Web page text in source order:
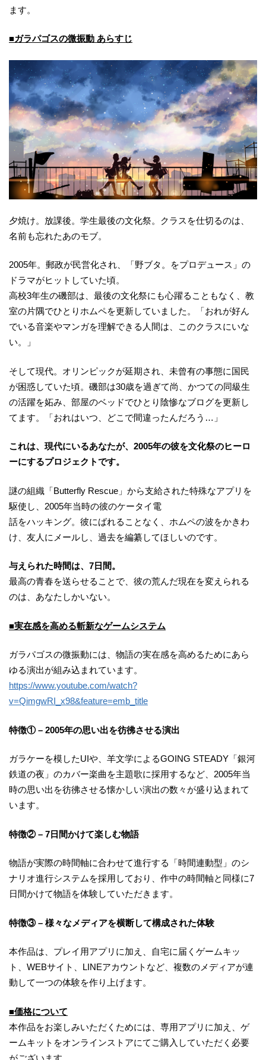
ます。
■ガラパゴスの微振動 あらすじ
夕焼け。放課後。学生最後の文化祭。クラスを仕切るのは、
名前も忘れたあのモブ。
2005年。郵政が民営化され、「野ブタ。をプロデュース」の
ドラマがヒットしていた頃。
高校3年生の磯部は、最後の文化祭にも心躍ることもなく、教
室の片隅でひとりホムペを更新していました。「おれが好ん
でいる音楽やマンガを理解できる人間は、このクラスにいな
い。」
そして現代。オリンピックが延期され、未曾有の事態に国民
が困惑していた頃。磯部は30歳を過ぎて尚、かつての同級生
の活躍を妬み、部屋のベッドでひとり陰惨なブログを更新し
てます。「おれはいつ、どこで間違ったんだろう…」
これは、現代にいるあなたが、2005年の彼を文化祭のヒーロ
ーにするプロジェクトです。
謎の組織「Butterfly Rescue」から支給された特殊なアプリを
駆使し、2005年当時の彼のケータイ電
話をハッキング。彼にばれることなく、ホムペの波をかきわ
け、友人にメールし、過去を編纂してほしいのです。
与えられた時間は、7日間。
最高の青春を送らせることで、彼の荒んだ現在を変えられる
のは、あなたしかいない。
■実在感を高める斬新なゲームシステム
ガラパゴスの微振動には、物語の実在感を高めるためにあら
ゆる演出が組み込まれています。
https://www.youtube.com/watch?
v=QimgwRI_x98&feature=emb_title
特徴① – 2005年の思い出を彷彿させる演出
ガラケーを模したUIや、羊文学によるGOING STEADY「銀河
鉄道の夜」のカバー楽曲を主題歌に採用するなど、2005年当
時の思い出を彷彿させる懐かしい演出の数々が盛り込まれて
います。
特徴② – 7日間かけて楽しむ物語
物語が実際の時間軸に合わせて進行する「時間連動型」のシ
ナリオ進行システムを採用しており、作中の時間軸と同様に7
日間かけて物語を体験していただきます。
特徴③ – 様々なメディアを横断して構成された体験
本作品は、プレイ用アプリに加え、自宅に届くゲームキッ
ト、WEBサイト、LINEアカウントなど、複数のメディアが連
動して一つの体験を作り上げます。
■価格について
本作品をお楽しみいただくためには、専用アプリに加え、ゲ
ームキットをオンラインストアにてご購入していただく必要
がございます。